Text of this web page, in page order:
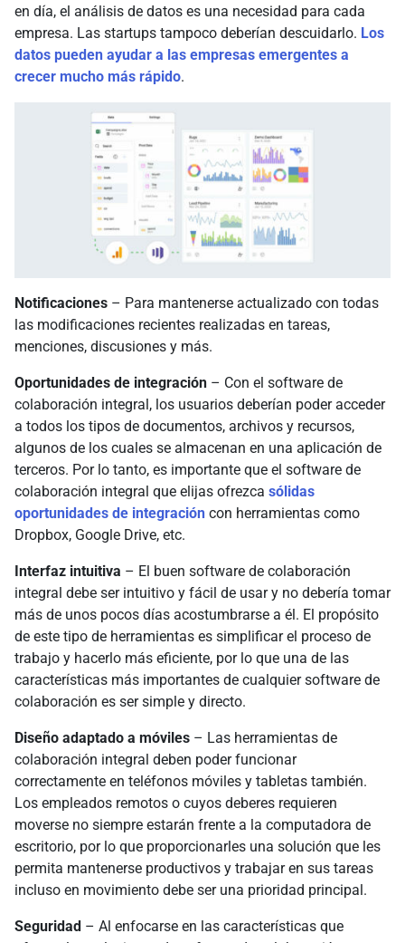
en día, el análisis de datos es una necesidad para cada
empresa. Las startups tampoco deberían descuidarlo. Los
datos pueden ayudar a las empresas emergentes a
crecer mucho más rápido.
Notificaciones – Para mantenerse actualizado con todas
las modificaciones recientes realizadas en tareas,
menciones, discusiones y más.
Oportunidades de integración – Con el software de
colaboración integral, los usuarios deberían poder acceder
a todos los tipos de documentos, archivos y recursos,
algunos de los cuales se almacenan en una aplicación de
terceros. Por lo tanto, es importante que el software de
colaboración integral que elijas ofrezca sólidas
oportunidades de integración con herramientas como
Dropbox, Google Drive, etc.
Interfaz intuitiva – El buen software de colaboración
integral debe ser intuitivo y fácil de usar y no debería tomar
más de unos pocos días acostumbrarse a él. El propósito
de este tipo de herramientas es simplificar el proceso de
trabajo y hacerlo más eficiente, por lo que una de las
características más importantes de cualquier software de
colaboración es ser simple y directo.
Diseño adaptado a móviles – Las herramientas de
colaboración integral deben poder funcionar
correctamente en teléfonos móviles y tabletas también.
Los empleados remotos o cuyos deberes requieren
moverse no siempre estarán frente a la computadora de
escritorio, por lo que proporcionarles una solución que les
permita mantenerse productivos y trabajar en sus tareas
incluso en movimiento debe ser una prioridad principal.
Seguridad – Al enfocarse en las características que